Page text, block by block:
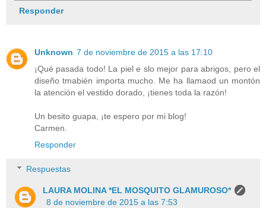
Responder
Unknown 7 de noviembre de 2015 a las 17:10
¡Qué pasada todo! La piel e slo mejor para abrigos, pero el
diseño tmabién importa mucho. Me ha llamaod un montón
la atención el vestido dorado, ¡tienes toda la razón!
Un besito guapa, ¡te espero por mi blog!
Carmen.
Responder
Respuestas
LAURA MOLINA *EL MOSQUITO GLAMUROSO*
8 de noviembre de 2015 a las 7:53